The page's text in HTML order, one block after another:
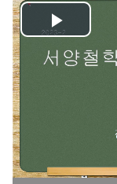
Play
Video